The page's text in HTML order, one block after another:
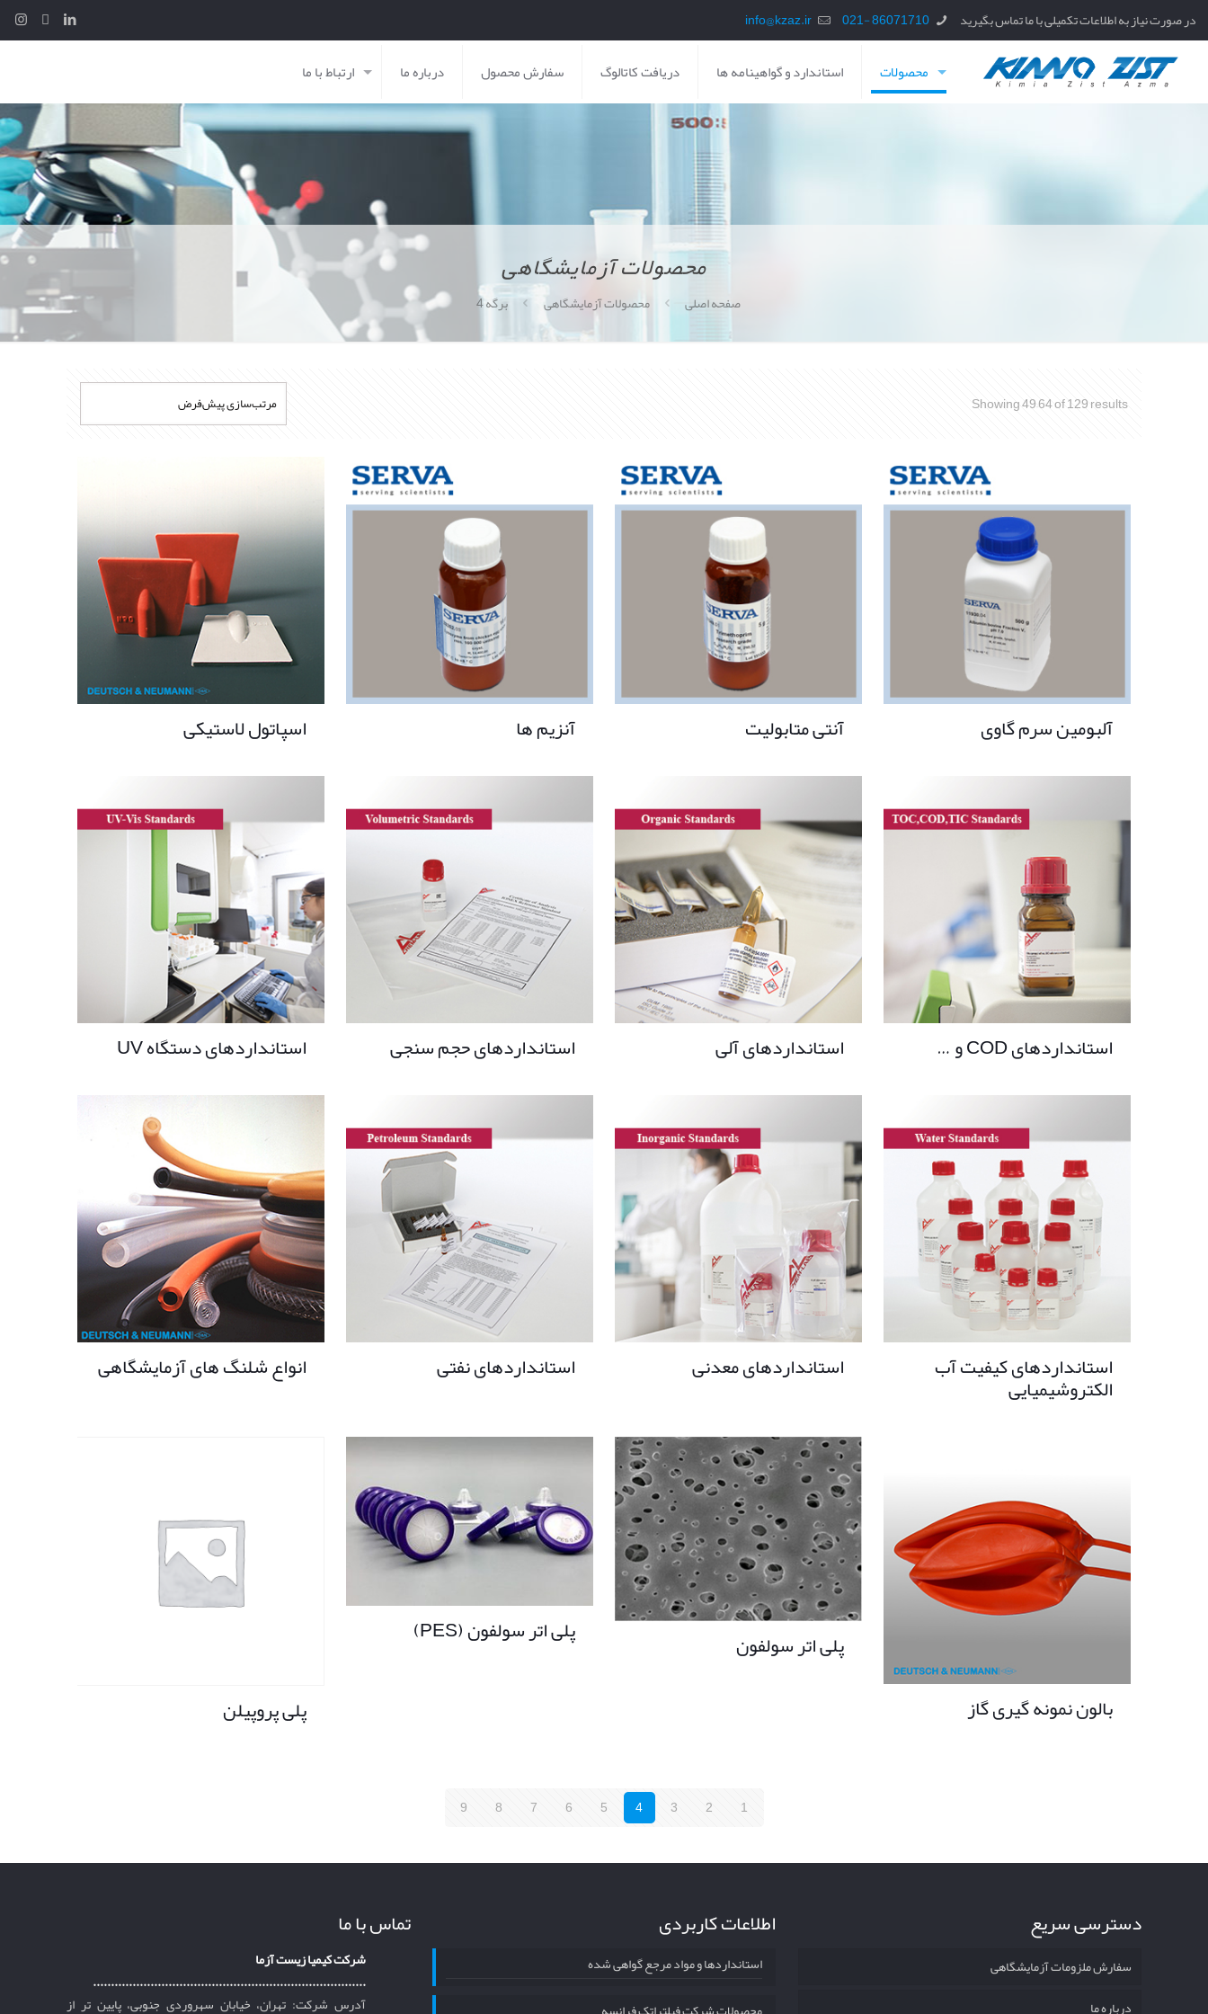
در صورت نیاز به اطلاعات تکمیلی با ما تماس بگیرید 86071710 -021
محصولات استاندارد و گواهینامه ها دریافت کاتالوگ سفارش محصول درباره ما ارتباط با ما
محصولات آزمایشگاهی
صفحه اصلی محصولات آزمایشگاهی برگه 4
Showing 49–64 of 129 results
آلبومین سرم گاوی آنتی متابولیت آنزیم ها اسپاتول لاستیکی
استانداردهای COD و … استانداردهای آلی استانداردهای حجم سنجی استانداردهای دستگاه UV
استانداردهای کیفیت آب
الکتروشیمیایی
استانداردهای معدنی استانداردهای نفتی انواع شلنگ های آزمایشگاهی
بالون نمونه گیری گاز
پلی اتر سولفون پلی اتر سولفون (PES)
پلی پروپیلن
1
2
3
4
5
6
7
8
9
دسترسی سریع
سفارش ملزومات آزمایشگاهی
درباره ما
اطلاعات کاربردی
استانداردها و مواد مرجع گواهی شده
تماس با ما
شرکت کیمیا زیست آزما
............................................................................
آدرس شرکت: تهران، خیابان سهروردی جنوبی، پایین تر از